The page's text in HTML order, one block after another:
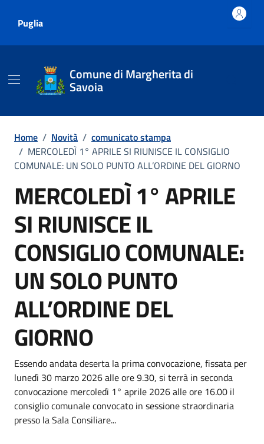
Puglia
Comune di Margherita di
Savoia
Home / Novità / comunicato stampa
/ MERCOLEDÌ 1° APRILE SI RIUNISCE IL CONSIGLIO
COMUNALE: UN SOLO PUNTO ALL’ORDINE DEL GIORNO
MERCOLEDÌ 1° APRILE
SI RIUNISCE IL
CONSIGLIO COMUNALE:
UN SOLO PUNTO
ALL’ORDINE DEL
GIORNO
Dettagli della notizia
Essendo andata deserta la prima convocazione, fissata per
lunedì 30 marzo 2026 alle ore 9.30, si terrà in seconda
convocazione mercoledì 1° aprile 2026 alle ore 16.00 il
consiglio comunale convocato in sessione straordinaria
presso la Sala Consiliare...